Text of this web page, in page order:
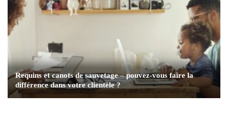
Requins et canots de sauvetage – pouvez-vous faire la
différence dans votre clientèle ?